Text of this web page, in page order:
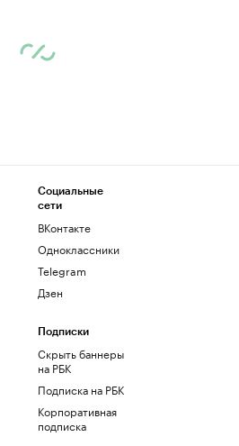
Социальные
сети
ВКонтакте
Одноклассники
Telegram
Дзен
Подписки
Скрыть баннеры
на РБК
Подписка на РБК
Корпоративная
подписка